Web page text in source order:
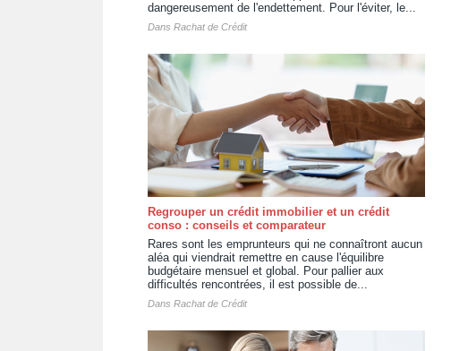
dangereusement de l'endettement. Pour l'éviter, le...
Dans Rachat de Crédit
Regrouper un crédit immobilier et un crédit
conso : conseils et comparateur
Rares sont les emprunteurs qui ne connaîtront aucun
aléa qui viendrait remettre en cause l'équilibre
budgétaire mensuel et global. Pour pallier aux
difficultés rencontrées, il est possible de...
Dans Rachat de Crédit